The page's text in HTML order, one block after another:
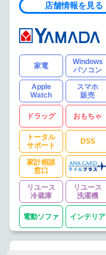
店舗情報を見る
家電
Windows
パソコン
Apple
Watch
スマホ
販売
ドラッグ おもちゃ
トータル
サポート
DSS
家計相談
窓口
リユース
冷蔵庫
リユース
洗濯機
電動ソファ インテリア